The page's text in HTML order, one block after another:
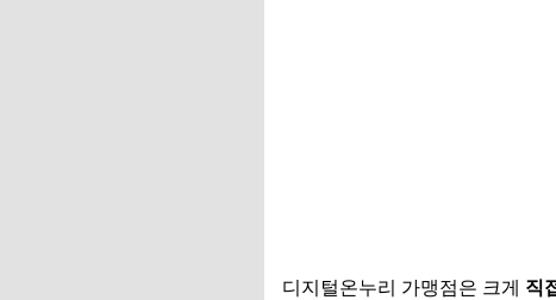
디지털온누리 가맹점은 크게 직